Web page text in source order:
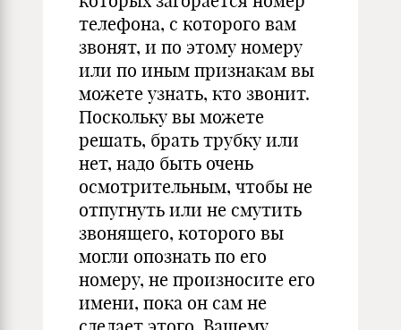
телефона, с которого вам
звонят, и по этому номеру
или по иным признакам вы
можете узнать, кто звонит.
Поскольку вы можете
решать, брать трубку или
нет, надо быть очень
осмотрительным, чтобы не
отпугнуть или не смутить
звонящего, которого вы
могли опознать по его
номеру, не произносите его
имени, пока он сам не